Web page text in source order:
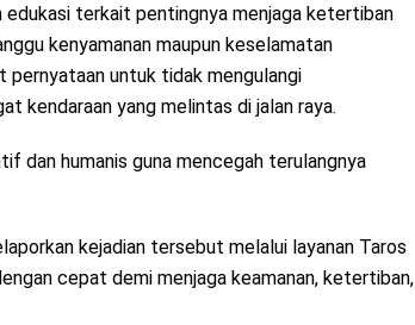
edukasi terkait pentingnya menjaga ketertiban
kenyamanan maupun keselamatan
pernyataan untuk tidak mengulangi
kendaraan yang melintas di jalan raya.
dan humanis guna mencegah terulangnya
kejadian tersebut melalui layanan Taros
cepat demi menjaga keamanan, ketertiban,